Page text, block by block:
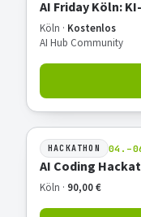
AI Friday Köln:
Köln · Kostenlos
AI Hub Community
HACKATHON
AI Coding
Köln · 90,00 €